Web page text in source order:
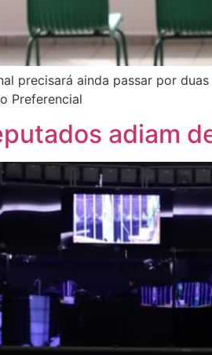
precisará ainda passar por
Preferencial
adiam